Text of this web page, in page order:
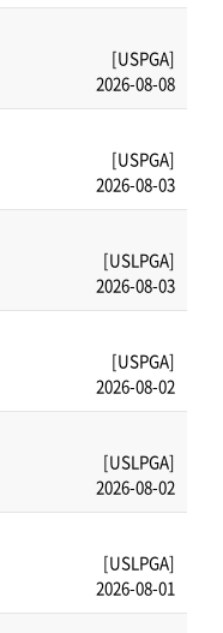
[USPGA]
2026-08-08
[USPGA]
2026-08-03
[USLPGA]
2026-08-03
[USPGA]
2026-08-02
[USLPGA]
2026-08-02
[USLPGA]
2026-08-01